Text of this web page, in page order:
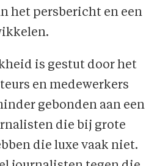
het persbericht en een
is gestut door het
en medewerkers
gebonden aan een
die bij grote
die luxe vaak niet.